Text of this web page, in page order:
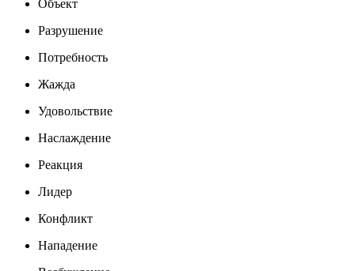
Объект
Разрушение
Потребность
Жажда
Удовольствие
Наслаждение
Реакция
Лидер
Конфликт
Нападение